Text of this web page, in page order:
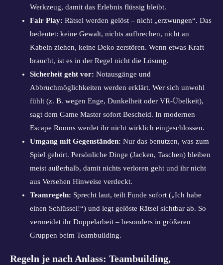
Werkzeug, damit das Erlebnis flüssig bleibt.
Fair Play: Rätsel werden gelöst – nicht „erzwungen“. Das
bedeutet: keine Gewalt, nichts aufbrechen, nicht an
Kabeln ziehen, keine Deko zerstören. Wenn etwas Kraft
braucht, ist es in der Regel nicht die Lösung.
Sicherheit geht vor: Notausgänge und
Abbruchmöglichkeiten werden erklärt. Wer sich unwohl
fühlt (z. B. wegen Enge, Dunkelheit oder VR-Übelkeit),
sagt dem Game Master sofort Bescheid. In modernen
Escape Rooms werdet ihr nicht wirklich eingeschlossen.
Umgang mit Gegenständen: Nur das benutzen, was zum
Spiel gehört. Persönliche Dinge (Jacken, Taschen) bleiben
meist außerhalb, damit nichts verloren geht und ihr nicht
aus Versehen Hinweise verdeckt.
Teamregeln: Sprecht laut, teilt Funde sofort („Ich habe
einen Schlüssel!“) und legt gelöste Rätsel sichtbar ab. So
vermeidet ihr Doppelarbeit – besonders in größeren
Gruppen beim Teambuilding.
Regeln je nach Anlass: Teambuilding,